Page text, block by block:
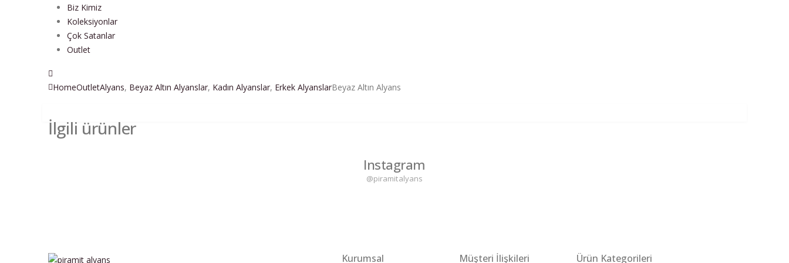
Biz Kimiz
Koleksiyonlar
Çok Satanlar
Outlet
HomeOutletAlyans, Beyaz Altın Alyanslar, Kadın Alyanslar, Erkek AlyanslarBeyaz Altın Alyans
İlgili ürünler
Instagram
@piramitalyans
Kurumsal Müşteri İlişkileri Ürün Kategorileri